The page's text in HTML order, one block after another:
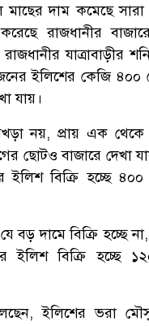
দাম কমেছে সারা
রাজধানীর
যাত্রাবাড়ীর
ইলিশের কেজি ৪০০
যায়।
নয়, প্রায় এক থেকে
ছোটও বাজারে দেখা
ইলিশ বিক্রি হচ্ছে
বড় দামে বিক্রি হচ্ছে
ইলিশ বিক্রি হচ্ছে
ইলিশের ভরা